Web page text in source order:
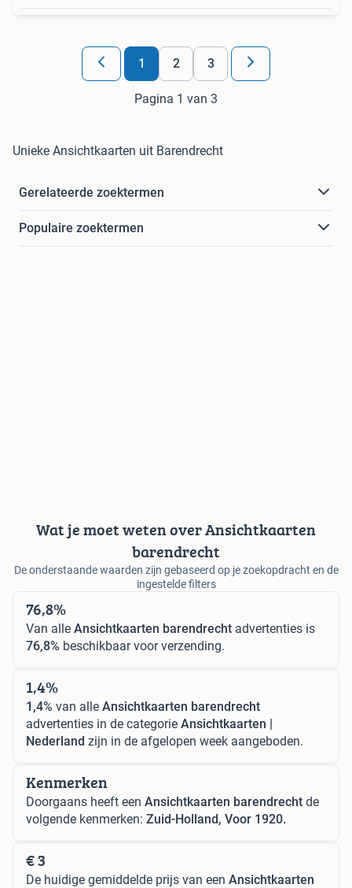
1 2 3
Pagina 1 van 3
Unieke Ansichtkaarten uit Barendrecht
Gerelateerde zoektermen
Populaire zoektermen
Wat je moet weten over Ansichtkaarten
barendrecht
De onderstaande waarden zijn gebaseerd op je zoekopdracht en de
ingestelde filters
76,8%
Van alle Ansichtkaarten barendrecht advertenties is
76,8% beschikbaar voor verzending.
1,4%
1,4% van alle Ansichtkaarten barendrecht
advertenties in de categorie Ansichtkaarten |
Nederland zijn in de afgelopen week aangeboden.
Kenmerken
Doorgaans heeft een Ansichtkaarten barendrecht de
volgende kenmerken: Zuid-Holland, Voor 1920.
€ 3
De huidige gemiddelde prijs van een Ansichtkaarten